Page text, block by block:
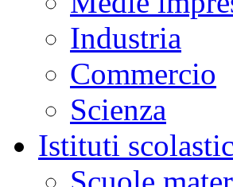
Industria
Commercio
Scienza
Istituti